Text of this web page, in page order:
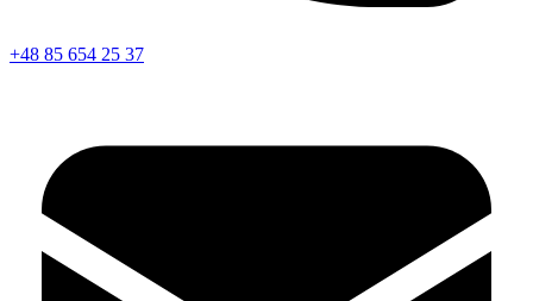
+48 85 654 25 37